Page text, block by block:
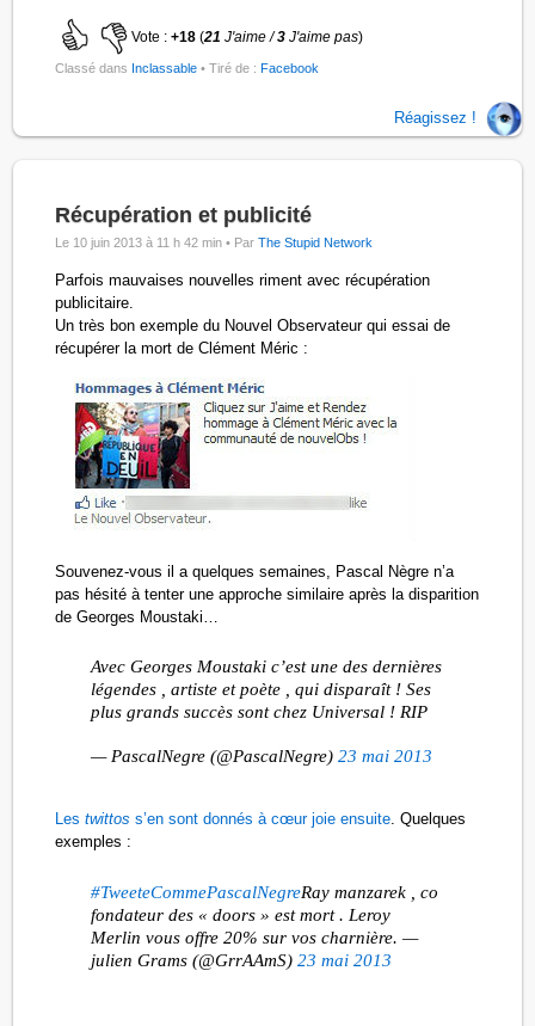
Vote :+18 (21J'aime /3 J'aime pas)
Classé dans Inclassable • Tiré de :Facebook
Réagissez !
Récupération et publicité
Le 10 juin 2013 à 11 h 42 min • ParThe Stupid Network
Parfois mauvaises nouvelles riment avec récupération
publicitaire.
Un très bon exemple du Nouvel Observateur qui essai de
récupérer la mort de Clément Méric :
Souvenez-vous il a quelques semaines, Pascal Nègre n’a
pas hésité à tenter une approche similaire après la disparition
de Georges Moustaki…
Avec Georges Moustaki c’est une des dernières
légendes , artiste et poète , qui disparaît ! Ses
plus grands succès sont chez Universal ! RIP
— PascalNegre (@PascalNegre)23 mai 2013
Lestwittos s’en sont donnés à cœur joie ensuite. Quelques
exemples :
#TweeteCommePascalNegreRay manzarek , co
fondateur des « doors » est mort . Leroy
Merlin vous offre 20% sur vos charnière. —
julien Grams (@GrrAAmS)23 mai 2013